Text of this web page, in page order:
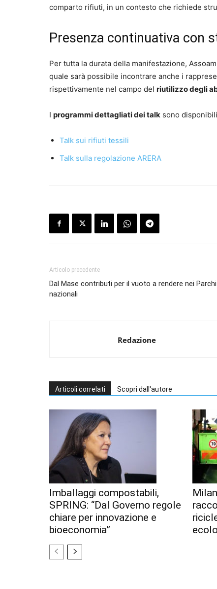
comparto rifiuti, in un contesto che richiede
Presenza continuativa con
Per tutta la durata della manifestazione,
quale sarà possibile incontrare anche i
rispettivamente nel campo del riutilizzo degli
I programmi dettagliati dei talk sono
Talk sui rifiuti tessili
Talk sulla regolazione ARERA
Articolo precedente
Dal Mase contributi per il vuoto a rendere nei Parchi
nazionali
Redazione
Articoli correlati Scopri dall'autore
Imballaggi compostabili,
SPRING: “Dal Governo regole
chiare per innovazione e
bioeconomia”